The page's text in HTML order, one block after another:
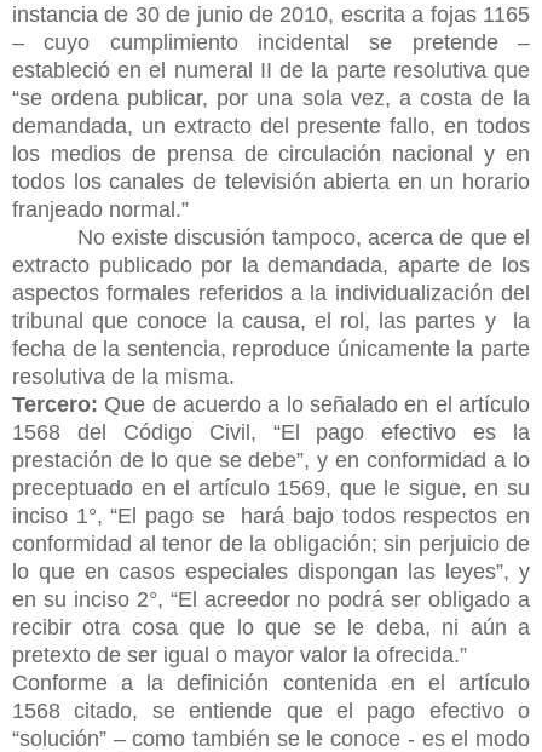
instancia de 30 de junio de 2010, escrita a fojas 1165
– cuyo cumplimiento incidental se pretende –
estableció en el numeral II de la parte resolutiva que
“se ordena publicar, por una sola vez, a costa de la
demandada, un extracto del presente fallo, en todos
los medios de prensa de circulación nacional y en
todos los canales de televisión abierta en un horario
franjeado normal.”
No existe discusión tampoco, acerca de que el
extracto publicado por la demandada, aparte de los
aspectos formales referidos a la individualización del
tribunal que conoce la causa, el rol, las partes y la
fecha de la sentencia, reproduce únicamente la parte
resolutiva de la misma.
Tercero: Que de acuerdo a lo señalado en el artículo
1568 del Código Civil, “El pago efectivo es la
prestación de lo que se debe”, y en conformidad a lo
preceptuado en el artículo 1569, que le sigue, en su
inciso 1°, “El pago se hará bajo todos respectos en
conformidad al tenor de la obligación; sin perjuicio de
lo que en casos especiales dispongan las leyes”, y
en su inciso 2°, “El acreedor no podrá ser obligado a
recibir otra cosa que lo que se le deba, ni aún a
pretexto de ser igual o mayor valor la ofrecida.”
Conforme a la definición contenida en el artículo
1568 citado, se entiende que el pago efectivo o
“solución” – como también se le conoce - es el modo